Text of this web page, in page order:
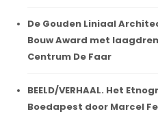
De Gouden Liniaal
Bouw Award met
Centrum De Faar
BEELD/VERHAAL. Het
Boedapest door Marcel